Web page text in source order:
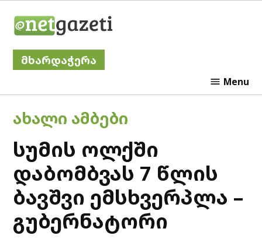
მხარდაჭერა
Menu
POSTED
IN
ᲐᲮᲐᲚᲘ ᲐᲛᲑᲔᲑᲘ
სუმის ოლქში
დაბომბვას 7 წლის
ბავშვი ემსხვერპლა –
გუბერნატორი